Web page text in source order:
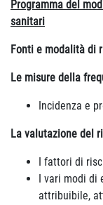
Programma del
sanitari
Fonti e modalità di
Le misure della
Incidenza e
La valutazione del
I fattori di
I vari modi di
attribuibile,